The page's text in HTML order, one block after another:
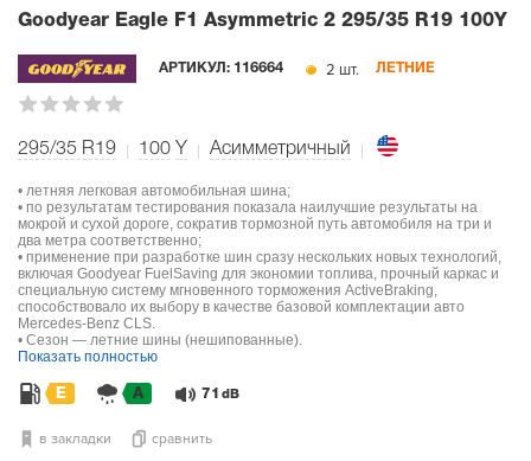
Goodyear Eagle F1 Asymmetric 2 295/35 R19 100Y
АРТИКУЛ: 116664 2 шт. ЛЕТНИЕ
295/35 R19 100 Y Асимметричный
• летняя легковая автомобильная шина;
• по результатам тестирования показала наилучшие результаты на
мокрой и сухой дороге, сократив тормозной путь автомобиля на три и
два метра соответственно;
• применение при разработке шин сразу нескольких новых технологий,
включая Goodyear FuelSaving для экономии топлива, прочный каркас и
специальную систему мгновенного торможения ActiveBraking,
способствовало их выбору в качестве базовой комплектации авто
Mercedes-Benz CLS.
• Сезон — летние шины (нешипованные).
Показать полностью
E A 71 dB
в закладки сравнить